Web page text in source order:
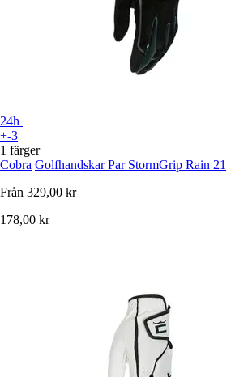
24h
+-3
1 färger
Cobra Golfhandskar Par StormGrip Rain 21
Från 329,00 kr
178,00 kr